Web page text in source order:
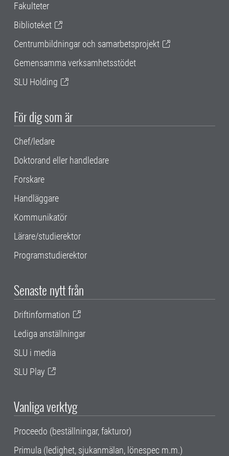
Fakulteter
Biblioteket
Centrumbildningar och samarbetsprojekt
Gemensamma verksamhetsstödet
SLU Holding
För dig som är
Chef/ledare
Doktorand eller handledare
Forskare
Handläggare
Kommunikatör
Lärare/studierektor
Programstudierektor
Senaste nytt från
Driftinformation
Lediga anställningar
SLU i media
SLU Play
Vanliga verktyg
Proceedo (beställningar, fakturor)
Primula (ledighet, sjukanmälan, lönespec m.m.)